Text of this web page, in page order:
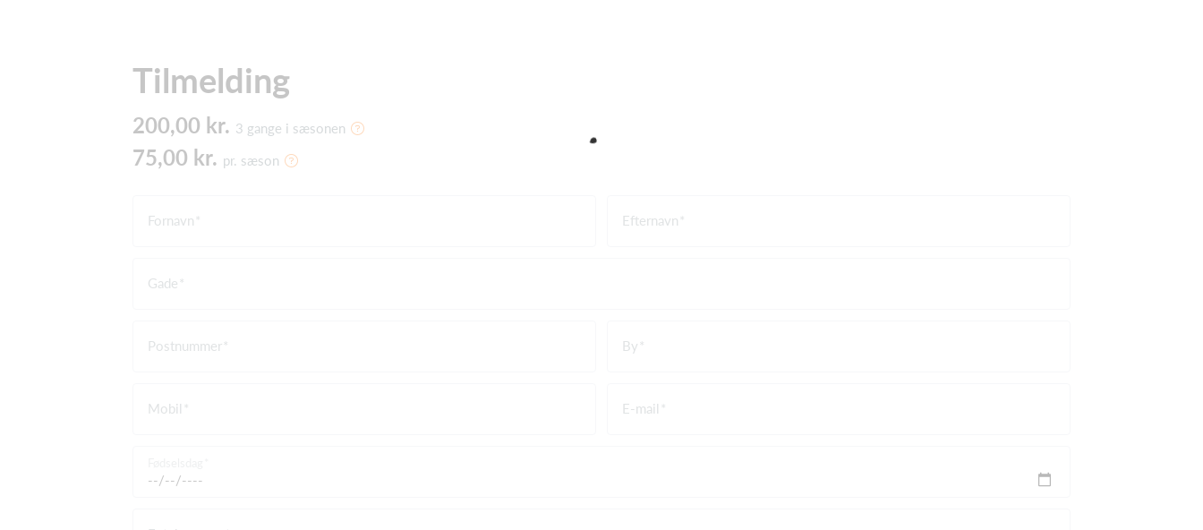
Tilmelding
200,00 kr. 3 gange i sæsonen
75,00 kr. pr. sæson
Fornavn Efternavn
Gade
Postnummer By
Mobil E-mail